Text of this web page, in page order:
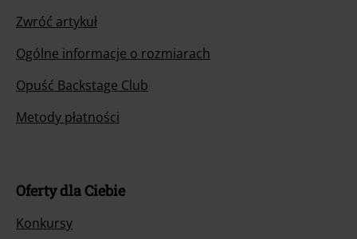
Zwróć artykuł
Ogólne informacje o rozmiarach
Opuść Backstage Club
Metody płatności
Oferty dla Ciebie
Konkursy